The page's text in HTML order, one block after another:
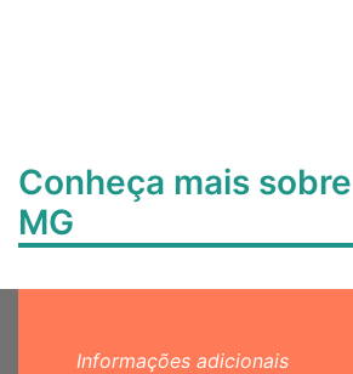
Conheça mais
MG
Informações adicionais